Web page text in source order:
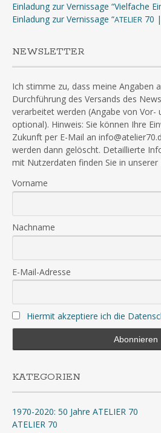
Einladung zur Vernissage “Vielfache
Einladung zur Vernissage “ATELIER 70
NEWSLETTER
Ich stimme zu, dass meine Angaben
Durchführung des Versands des
verarbeitet werden (Angabe von Vor-
optional). Hinweis: Sie können Ihre
Zukunft per E-Mail an
werden dann gelöscht. Detaillierte
mit Nutzerdaten finden Sie in
Vorname
Nachname
E-Mail-Adresse
Hiermit akzeptiere ich die
KATEGORIEN
1970-2020: 50 Jahre ATELIER 70
ATELIER 70